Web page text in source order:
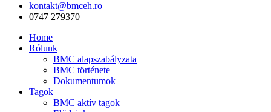
kontakt@bmceh.ro
0747 279370
Home
Rólunk
BMC alapszabályzata
BMC története
Dokumentumok
Tagok
BMC aktív tagok